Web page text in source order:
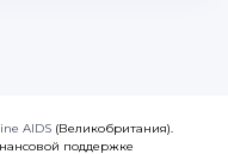
AIDS (Великобритания).
поддержке